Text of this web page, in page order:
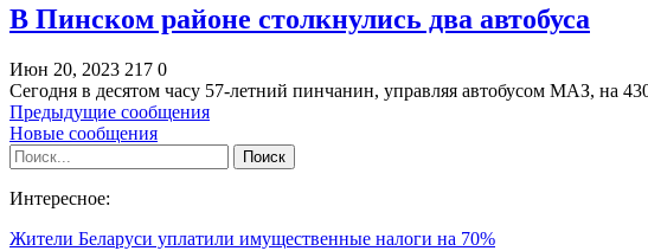
В Пинском районе столкнулись два автобуса
Июн 20, 2023 217 0
Сегодня в десятом часу 57-летний пинчанин, управляя автобусом МАЗ, нa
Предыдущие сообщения
Новые сообщения
Интересное:
Жители Беларуси уплатили имущественные налоги на 70%